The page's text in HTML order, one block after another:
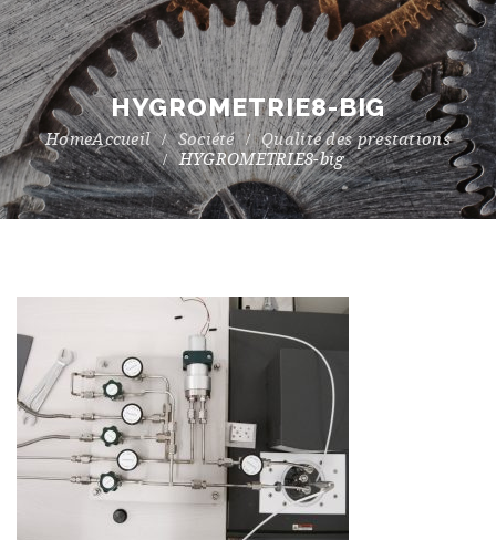
HYGROMETRIE8-BIG
Accueil Société
Qualité des prestations
HYGROMETRIE8-big